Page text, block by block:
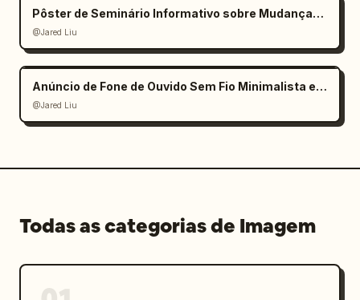
Pôster de Seminário Informativo sobre Mudanças Climáticas
@Jared Liu
Anúncio de Fone de Ouvido Sem Fio Minimalista e Elegante
@Jared Liu
Todas as categorias de Imagem